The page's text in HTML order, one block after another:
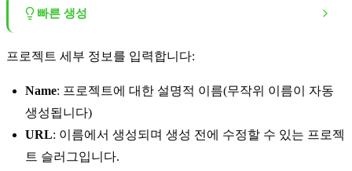
빠른 생성
프로젝트 세부 정보를 입력합니다:
Name: 프로젝트에 대한 설명적 이름(무작위 이름이 자동
생성됩니다)
URL: 이름에서 생성되며 생성 전에 수정할 수 있는 프로젝
트 슬러그입니다.